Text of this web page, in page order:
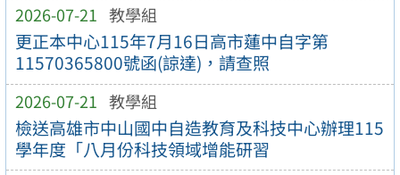
2026-07-21 教學組
更正本中心115年7月16日高市蓮中自字第
11570365800號函(諒達)，請查照
2026-07-21 教學組
檢送高雄市中山國中自造教育及科技中心辦理115
學年度「八月份科技領域增能研習